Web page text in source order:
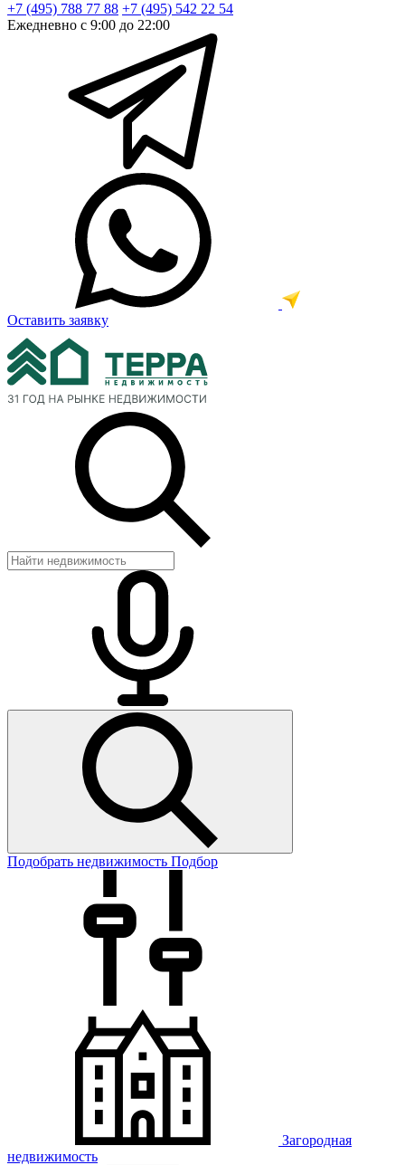
+7 (495) 788 77 88 +7 (495) 542 22 54
Ежедневно с 9:00 до 22:00
Оставить заявку
Подобрать недвижимость Подбор
Загородная
недвижимость